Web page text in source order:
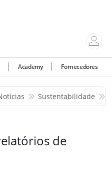
Academy Fornecedores
Sustentabilidade
de